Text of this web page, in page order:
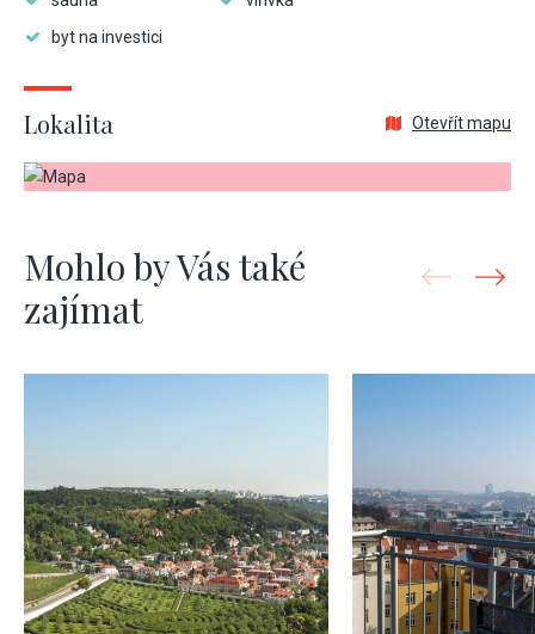
byt na investici
Lokalita Otevřít mapu
Mohlo by Vás také
zajímat